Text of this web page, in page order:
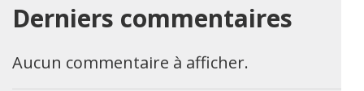
Derniers commentaires
Aucun commentaire à afficher.